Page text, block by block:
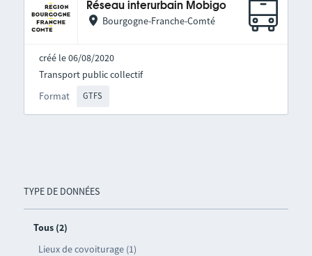
TYPE DE DONNÉES
Tous (2)
Lieux de covoiturage (1)
Réseau interurbain Mobigo
Bourgogne-Franche-Comté
créé le 06/08/2020
Format GTFS
Transport public collectif